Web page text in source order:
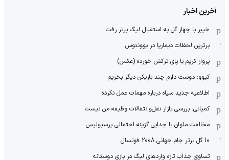
آخرین اخبار
خیبر با چهار گل به استقبال لیگ برتر رفت
برترین لحظات دیماریا در یوونتوس
پرواز کریم با پای ترکش خورده (عکس)
کیوو: دوست دارم چند بازیکن دیگر بخریم
اطلاعیه جدید سپاه درباره مهمات عمل نکرده
کمپانی: بررسی بازار نقل‌وانتقالات وظیفه من نیست
مخالفت ملوان با جدایی گزینه احتمالی پرسپولیس
10 گل برتر جام جهانی 2008 فوتسال
تساوی جذاب تازه واردهای لیگ در بازی دوستانه